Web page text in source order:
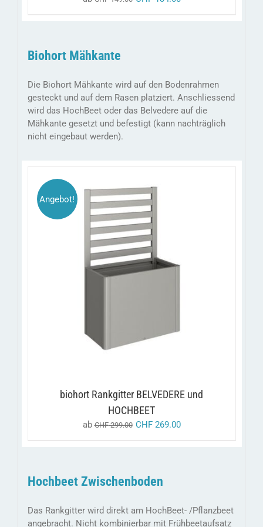
Biohort Mähkante
Die Biohort Mähkante wird auf den Bodenrahmen
gesteckt und auf dem Rasen platziert. Anschliessend
wird das HochBeet oder das Belvedere auf die
Mähkante gesetzt und befestigt (kann nachträglich
nicht eingebaut werden).
Angebot!
AUSFÜHRUNG WÄHLEN DIESES
DIE
PRODUKTSEITE
GEWÄHLT
WERDEN
biohort Rankgitter BELVEDERE und
HOCHBEET
abCHF299.00 CHF269.00
Hochbeet Zwischenboden
Das Rankgitter wird direkt am HochBeet- /Pflanzbeet
angebracht. Nicht kombinierbar mit Frühbeetaufsatz